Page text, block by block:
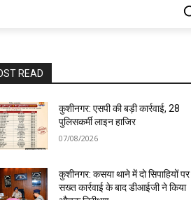
READ
कुशीनगर: एसपी की बड़ी कार्रवाई, 28
पुलिसकर्मी लाइन हाजिर
07/08/2026
कुशीनगर: कसया थाने में दो सिपाहियों पर
सख्त कार्रवाई के बाद डीआईजी ने किया